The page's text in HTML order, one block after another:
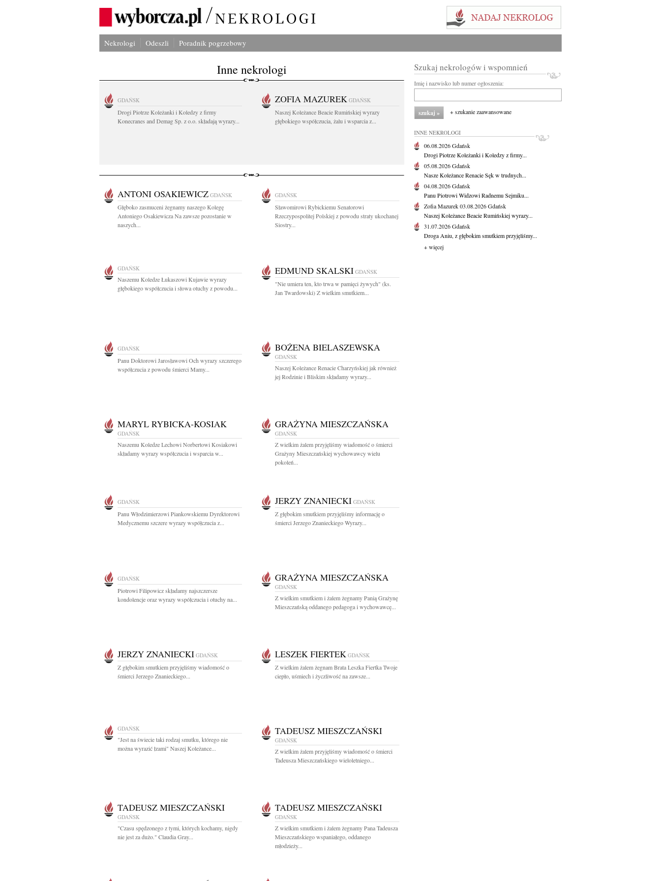
Nekrologi Odeszli Poradnik pogrzebowy
Inne nekrologi
GDAŃSK
Drogi Piotrze Koleżanki i Koledzy z firmy
Konecranes and Demag Sp. z o.o. składają wyrazy...
ZOFIA MAZUREK GDAŃSK
Naszej Koleżance Beacie Rumińskiej wyrazy
głębokiego współczucia, żalu i wsparcia z...
ANTONI OSAKIEWICZ GDAŃSK
Głęboko zasmuceni żegnamy naszego Kolegę
Antoniego Osakiewicza Na zawsze pozostanie w
naszych...
GDAŃSK
Sławomirowi Rybickiemu Senatorowi
Rzeczypospolitej Polskiej z powodu straty ukochanej
Siostry...
GDAŃSK
Naszemu Koledze Łukaszowi Kujawie wyrazy
głębokiego współczucia i słowa otuchy z powodu...
EDMUND SKALSKI GDAŃSK
"Nie umiera ten, kto trwa w pamięci żywych" (ks.
Jan Twardowski) Z wielkim smutkiem...
GDAŃSK
Panu Doktorowi Jarosławowi Och wyrazy szczerego
współczucia z powodu śmierci Mamy...
BOŻENA BIELASZEWSKA
GDAŃSK
Naszej Koleżance Renacie Charzyńskiej jak również
jej Rodzinie i Bliskim składamy wyrazy...
MARYL RYBICKA-KOSIAK
GDAŃSK
Naszemu Koledze Lechowi Norbertowi Kosiakowi
składamy wyrazy współczucia i wsparcia w...
GRAŻYNA MIESZCZAŃSKA
GDAŃSK
Z wielkim żalem przyjęliśmy wiadomość o śmierci
Grażyny Mieszczańskiej wychowawcy wielu
pokoleń...
GDAŃSK
Panu Włodzimierzowi Piankowskiemu Dyrektorowi
Medycznemu szczere wyrazy współczucia z...
JERZY ZNANIECKI GDAŃSK
Z głębokim smutkiem przyjęliśmy informację o
śmierci Jerzego Znanieckiego Wyrazy...
GDAŃSK
Piotrowi Filipowicz składamy najszczersze
kondolencje oraz wyrazy współczucia i otuchy na...
GRAŻYNA MIESZCZAŃSKA
GDAŃSK
Z wielkim smutkiem i żalem żegnamy Panią Grażynę
Mieszczańską oddanego pedagoga i wychowawcę...
JERZY ZNANIECKI GDAŃSK
Z głębokim smutkiem przyjęliśmy wiadomość o
śmierci Jerzego Znanieckiego...
LESZEK FIERTEK GDAŃSK
Z wielkim żalem żegnam Brata Leszka Fiertka Twoje
ciepło, uśmiech i życzliwość na zawsze...
GDAŃSK
"Jest na świecie taki rodzaj smutku, którego nie
można wyrazić łzami" Naszej Koleżance...
TADEUSZ MIESZCZAŃSKI
GDAŃSK
Z wielkim żalem przyjęliśmy wiadomość o śmierci
Tadeusza Mieszczańskiego wieloletniego...
TADEUSZ MIESZCZAŃSKI
GDAŃSK
"Czasu spędzonego z tymi, których kochamy, nigdy
nie jest za dużo." Claudia Gray...
TADEUSZ MIESZCZAŃSKI
GDAŃSK
Z wielkim smutkiem i żalem żegnamy Pana Tadeusza
Mieszczańskiego wspaniałego, oddanego
młodzieży...
Szukaj nekrologów i wspomnień
Imię i nazwisko lub numer ogłoszenia:
+ szukanie zaawansowane
INNE NEKROLOGI
06.08.2026Gdańsk
Drogi Piotrze Koleżanki i Koledzy z firmy...
05.08.2026Gdańsk
Nasze Koleżance Renacie Sęk w trudnych...
04.08.2026Gdańsk
Panu Piotrowi Widzowi Radnemu Sejmiku...
Zofia Mazurek03.08.2026Gdańsk
Naszej Koleżance Beacie Rumińskiej wyrazy...
31.07.2026Gdańsk
Droga Aniu, z głębokim smutkiem przyjęliśmy...
+ więcej